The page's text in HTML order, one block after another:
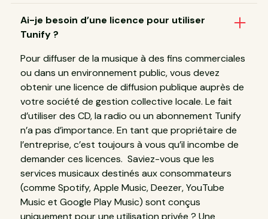
Ai-je besoin d’une licence pour utiliser
Tunify ?
Pour diffuser de la musique à des fins commerciales
ou dans un environnement public, vous devez
obtenir une licence de diffusion publique auprès de
votre société de gestion collective locale. Le fait
d’utiliser des CD, la radio ou un abonnement Tunify
n’a pas d’importance. En tant que propriétaire de
l’entreprise, c’est toujours à vous qu’il incombe de
demander ces licences. Saviez-vous que les
services musicaux destinés aux consommateurs
(comme Spotify, Apple Music, Deezer, YouTube
Music et Google Play Music) sont conçus
uniquement pour une utilisation privée ? Une